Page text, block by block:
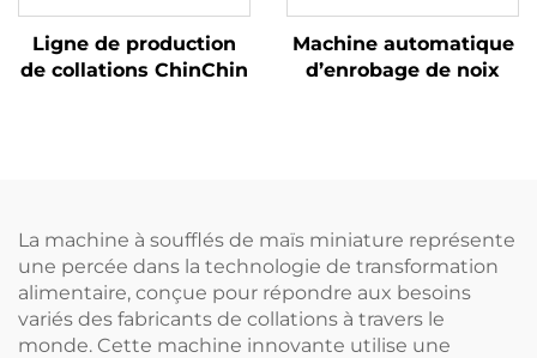
Ligne de production
de collations ChinChin
Machine automatique
d’enrobage de noix
La machine à soufflés de maïs miniature représente
une percée dans la technologie de transformation
alimentaire, conçue pour répondre aux besoins
variés des fabricants de collations à travers le
monde. Cette machine innovante utilise une